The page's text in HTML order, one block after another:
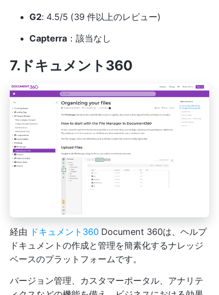
G2: 4.5/5 (39 件以上のレビュー)
Capterra ：該当なし
7.ドキュメント360
経由 ドキュメント360 Document 360は、ヘルプ
ドキュメントの作成と管理を簡素化するナレッジ
ベースのプラットフォームです。
バージョン管理、カスタマーポータル、アナリテ